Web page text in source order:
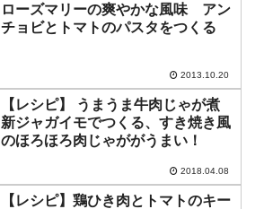
ローズマリーの爽やかな風味 アン
チョビとトマトのパスタをつくる
2013.10.20
【レシピ】 うまうま牛肉じゃが煮
新ジャガイモでつくる、すき焼き風
のほろほろ肉じゃががうまい！
2018.04.08
【レシピ】鶏ひき肉とトマトのキー